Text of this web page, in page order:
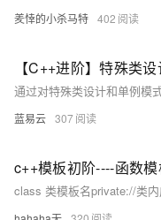
羑悻的小杀马特 402
【C++进阶】特殊类
蓝易云 307
c++模板初阶----函数